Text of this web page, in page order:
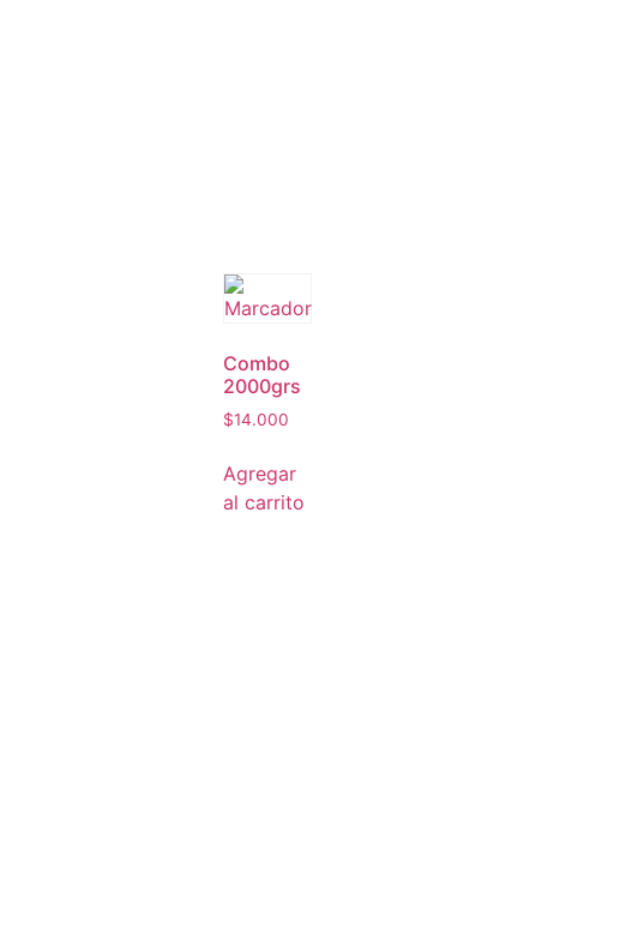
Combo
2000grs
$14.000
Agregar
al carrito